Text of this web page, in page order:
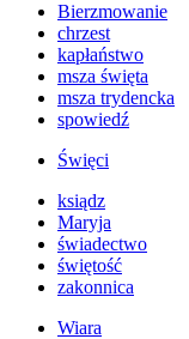
Bierzmowanie
chrzest
kapłaństwo
msza święta
msza trydencka
spowiedź
Święci
ksiądz
Maryja
świadectwo
świętość
zakonnica
Wiara